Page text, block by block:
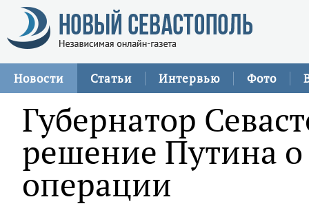
Новости Статьи Интервью Фото
Губернатор
решение Путина
операции